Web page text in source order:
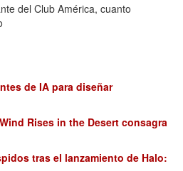
del Club América, cuanto
de IA para diseñar
Rises in the Desert consagra
tras el lanzamiento de Halo: